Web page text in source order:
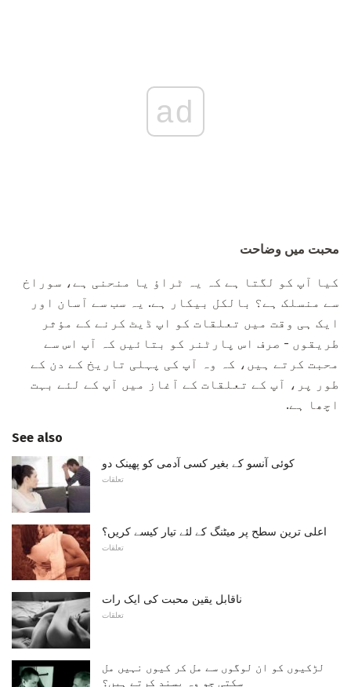
ad
محبت میں وضاحت
کیا آپ کو لگتا ہے کہ یہ ٹراؤ یا منحنی ہے، سوراخ
سے منسلک ہے؟ بالکل بیکار ہے. یہ سب سے آسان اور
ایک ہی وقت میں تعلقات کو اپ ڈیٹ کرنے کے مؤثر
طریقوں - صرف اس پارٹنر کو بتائیں کہ آپ اس سے
محبت کرتے ہیں، کہ وہ آپ کی پہلی تاریخ کے دن کے
طور پر، آپ کے تعلقات کے آغاز میں آپ کے لئے بہت
اچھا ہے.
See also
کوئی آنسو کے بغیر کسی آدمی کو پھینک دو
تعلقات
اعلی ترین سطح پر میٹنگ کے لئے تیار کیسے کریں؟
تعلقات
ناقابل یقین محبت کی ایک رات
تعلقات
لڑکیوں کو ان لوگوں سے مل کر کیوں نہیں مل
سکتی جو وہ پسند کرتے ہیں؟